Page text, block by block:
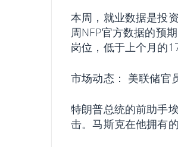
本周，就业数据是投
周NFP官方数据的预
岗位，低于上个月的
市场动态： 美联储官
特朗普总统的前助手
击。马斯克在他拥有